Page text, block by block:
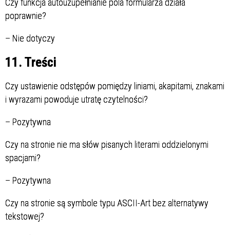
Czy funkcja autouzupełnianie pola formularza działa
poprawnie?
– Nie dotyczy
11. Treści
Czy ustawienie odstępów pomiędzy liniami, akapitami, znakami
i wyrazami powoduje utratę czytelności?
– Pozytywna
Czy na stronie nie ma słów pisanych literami oddzielonymi
spacjami?
– Pozytywna
Czy na stronie są symbole typu ASCII-Art bez alternatywy
tekstowej?